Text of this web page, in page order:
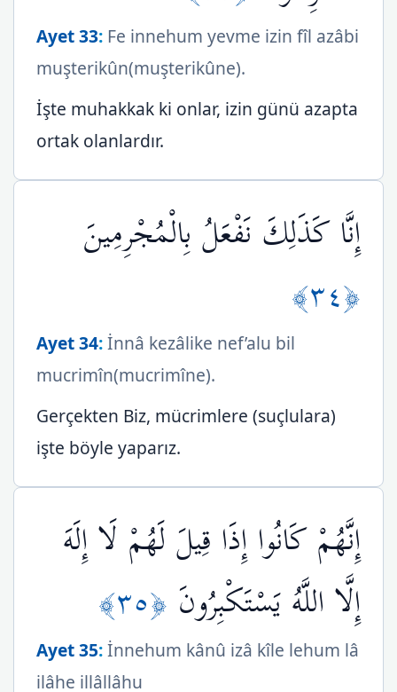
Ayet 33: Fe innehum yevme izin fîl azâbi
muşterikûn(muşterikûne).
İşte muhakkak ki onlar, izin günü azapta
ortak olanlardır.
إِنَّا كَذَلِكَ نَفْعَلُ بِالْمُجْرِمِينَ
﴿٣٤﴾
Ayet 34:İnnâ kezâlike nef’alu bil
mucrimîn(mucrimîne).
Gerçekten Biz, mücrimlere (suçlulara)
işte böyle yaparız.
إِنَّهُمْ كَانُوا إِذَا قِيلَ لَهُمْ لَا إِلَهَ
إِلَّا اللَّهُ يَسْتَكْبِرُونَ ﴿٣٥﴾
Ayet 35:İnnehum kânû izâ kîle lehum lâ
ilâhe illâllâhu